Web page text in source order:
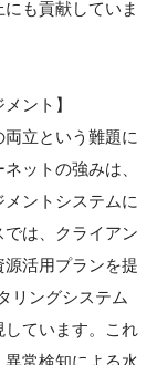
も貢献していま
ント】
立という難題に
ットの強みは、
ントシステムに
は、クライアン
源活用プランを提
リングシステム
ています。これ
常検知による水